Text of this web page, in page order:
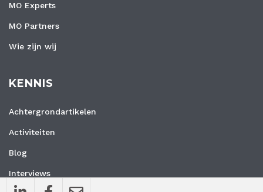
MO Experts
MO Partners
Wie zijn wij
KENNIS
Achtergrondartikelen
Activiteiten
Blog
Interviews